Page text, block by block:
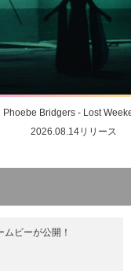
Phoebe Bridgers - Lost
2026.08.14リリース
ビーが公開！